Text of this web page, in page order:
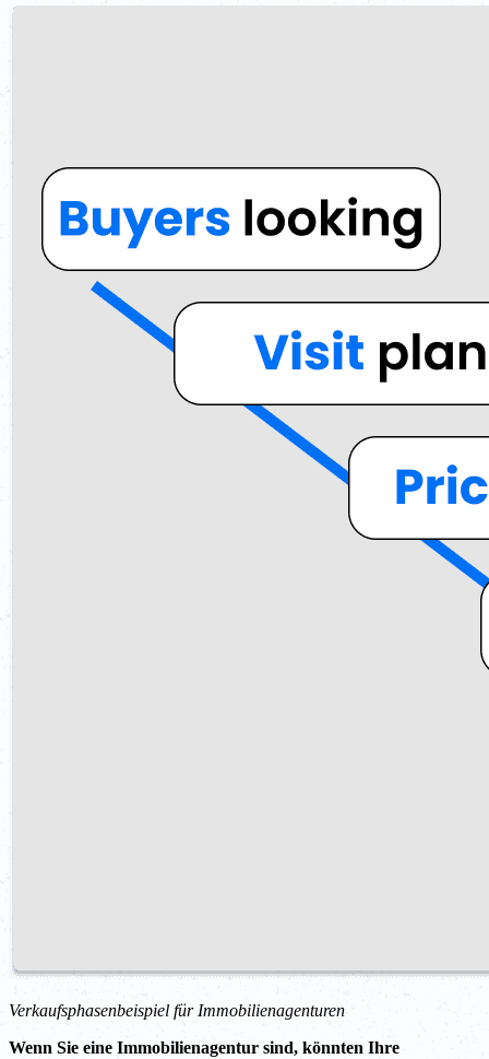
Verkaufsphasenbeispiel für Immobilienagenturen
Wenn Sie eine Immobilienagentur sind, könnten Ihre